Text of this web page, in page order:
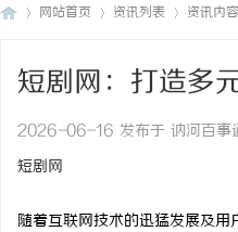
网站首页 资讯列表 资讯内容
短剧网：打造多
2026-06-16 发布于 讷河百事
短剧网
随着互联网技术的迅猛发展及